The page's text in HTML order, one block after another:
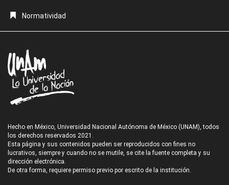
Normatividad
Hecho en México, Universidad Nacional Autónoma de México (UNAM), todos
los derechos reservados 2021.
Esta página y sus contenidos pueden ser reproducidos con fines no
lucrativos, siempre y cuando no se mutile, se cite la fuente completa y su
dirección electrónica.
De otra forma, requiere permiso previo por escrito de la institución.